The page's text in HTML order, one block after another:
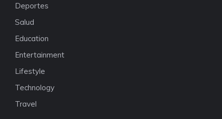
Deportes
Salud
Education
Entertainment
Lifestyle
Technology
Travel